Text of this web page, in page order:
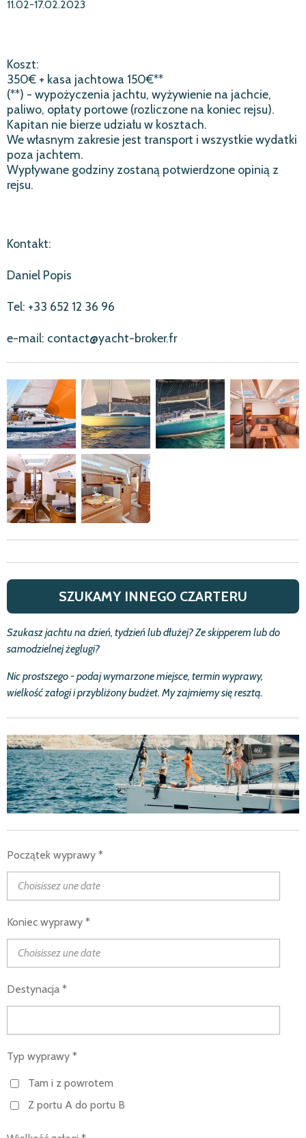
11.02-17.02.2023
Koszt:
350€ + kasa jachtowa 150€**
(**) - wypożyczenia jachtu, wyżywienie na jachcie,
paliwo, opłaty portowe (rozliczone na koniec rejsu).
Kapitan nie bierze udziału w kosztach.
We własnym zakresie jest transport i wszystkie wydatki
poza jachtem.
Wypływane godziny zostaną potwierdzone opinią z
rejsu.
Kontakt:
Daniel Popis
Tel: +33 652 12 36 96
e-mail: contact@yacht-broker.fr
SZUKAMY INNEGO CZARTERU
Szukasz jachtu na dzień, tydzieńlub dłużej? Ze skipperem lub do
samodzielnejżeglugi?
Nic prostszego - podaj wymarzone miejsce, termin wyprawy,
wielkośćzałogi i przybliżony budżet. My zajmiemy się resztą.
Początek wyprawy *
Koniec wyprawy *
Destynacja *
Typ wyprawy *
Tam i z powrotem
Z portu A do portu B